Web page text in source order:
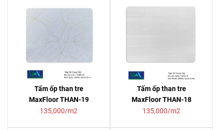
Tấm ốp than tre
MaxFloor THAN-19
135,000/m2
Tấm ốp than tre
MaxFloor THAN-18
135,000/m2